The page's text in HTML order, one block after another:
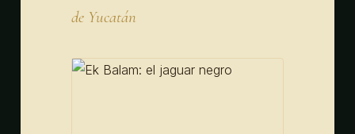
de Yucatán